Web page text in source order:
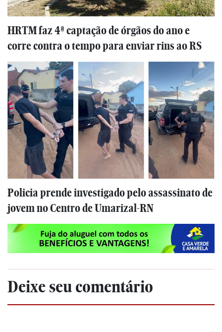
HRTM faz 4ª captação de órgãos do ano e
corre contra o tempo para enviar rins ao RS
Policia prende investigado pelo assassinato de
jovem no Centro de Umarizal-RN
Deixe seu comentário